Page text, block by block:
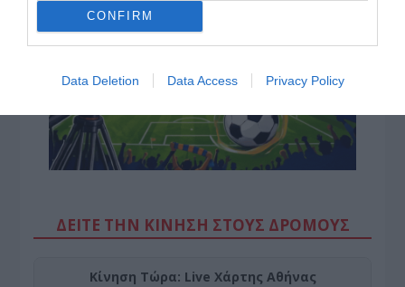
CONFIRM
Data Deletion Data Access Privacy Policy
ΔΕΙΤΕ ΤΗΝ ΚΙΝΗΣΗ ΣΤΟΥΣ ΔΡΌΜΟΥΣ
Κίνηση Τώρα: Live Χάρτης Αθήνας